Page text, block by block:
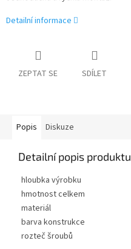
Detailní informace
ZEPTAT SE SDÍLET
Popis Diskuze
Detailní popis produktu
hloubka výrobku
hmotnost celkem
materiál
barva konstrukce
rozteč šroubů